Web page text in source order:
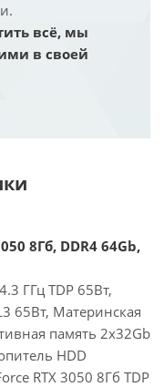
всё, мы
в своей
8Гб, DDR4 64Gb,
ГГц TDP 65Вт,
65Вт, Материнская
память 2x32Gb
HDD
RTX 3050 8Гб TDP